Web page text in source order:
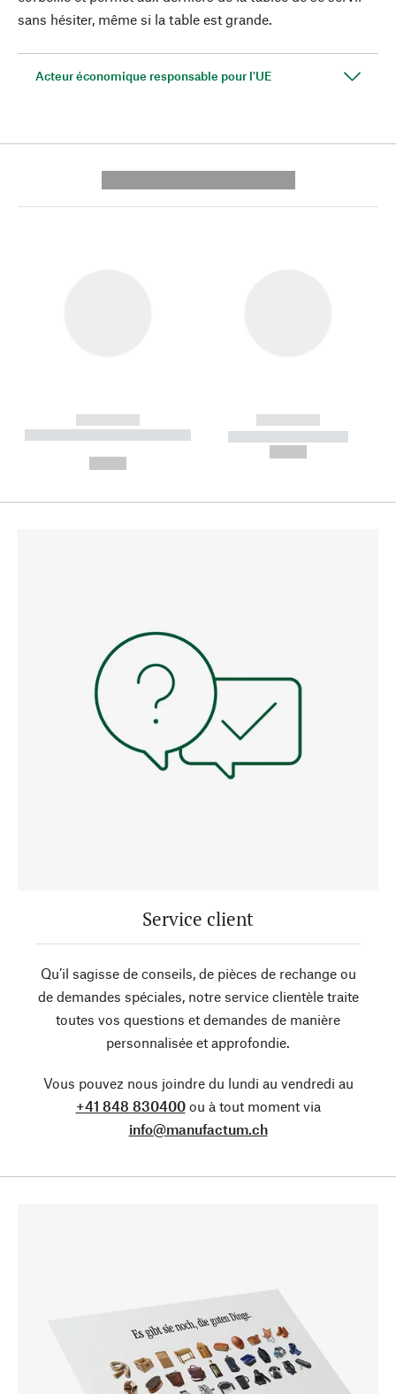
sans hésiter, même si la table est grande.
Acteur économique responsable pour l'UE
------------
----------- ----------- --------
------------
----------- -----------
Service client
Qu’il sagisse de conseils, de pièces de rechange ou
de demandes spéciales, notre service clientèle traite
toutes vos questions et demandes de manière
personnalisée et approfondie.
Vous pouvez nous joindre du lundi au vendredi au
+41 848 830400ou à tout moment via
info@manufactum.ch